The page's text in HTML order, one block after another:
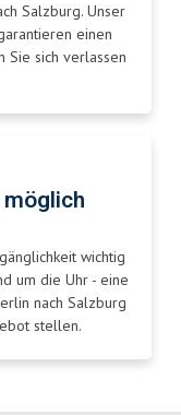
Salzburg. Unser
einen
Sie sich verlassen
wichtig
um die Uhr - eine
nach Salzburg
stellen.